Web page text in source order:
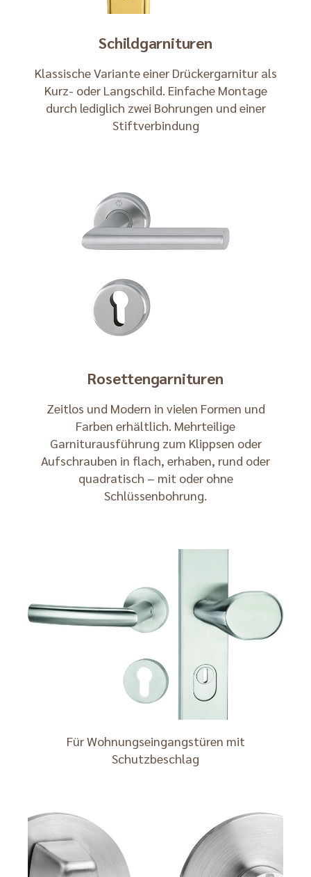
Schildgarnituren
Klassische Variante einer Drückergarnitur als
Kurz- oder Langschild. Einfache Montage
durch lediglich zwei Bohrungen und einer
Stiftverbindung
Rosettengarnituren
Zeitlos und Modern in vielen Formen und
Farben erhältlich. Mehrteilige
Garniturausführung zum Klippsen oder
Aufschrauben in flach, erhaben, rund oder
quadratisch – mit oder ohne
Schlüssenbohrung.
Für Wohnungseingangstüren mit
Schutzbeschlag